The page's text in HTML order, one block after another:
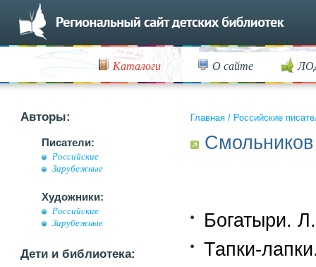
Каталоги О сайте
Авторы:
Писатели:
Российские
Зарубежные
Художники:
Российские
Зарубежные
Дети и библиотека:
Главная / Российские
Богатыри.
Тапки-